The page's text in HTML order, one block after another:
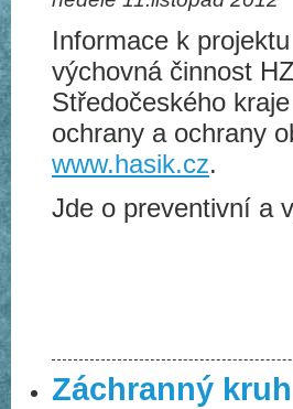
Informace k
výchovná činnost
Středočeského
ochrany a ochrany
www.hasik.cz.
Jde o preventivní a
Záchranný kruh